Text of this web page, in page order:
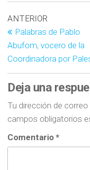
ANTERIOR
Palabras de Pablo
Abufom, vocero de la
Coordinadora por
Deja una
Tu dirección de
campos obligatorios
Comentario *